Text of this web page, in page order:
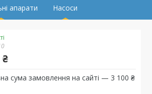
апарати Насоси
₴
сума замовлення на сайті — 3 100 ₴